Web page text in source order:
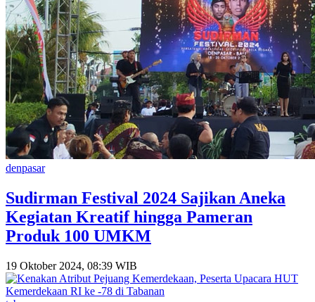
denpasar
Sudirman Festival 2024 Sajikan Aneka
Kegiatan Kreatif hingga Pameran
Produk 100 UMKM
19 Oktober 2024, 08:39 WIB